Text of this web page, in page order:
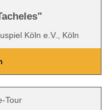
Köln e.V., Köln
Tour